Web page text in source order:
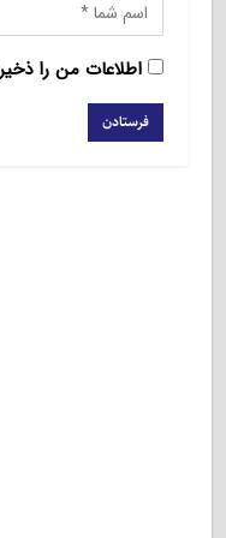
اطلاعات من را